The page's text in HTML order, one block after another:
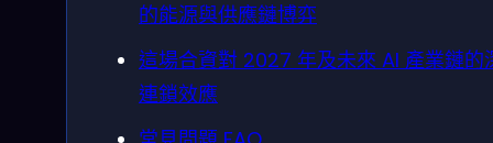
的能源與供應鏈博弈
這場合資對 2027 年及未來 AI 產業鏈的
連鎖效應